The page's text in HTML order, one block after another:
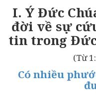
I. Ý Đức
đời về sự
tin trong Đức
(Từ
Có nhiều